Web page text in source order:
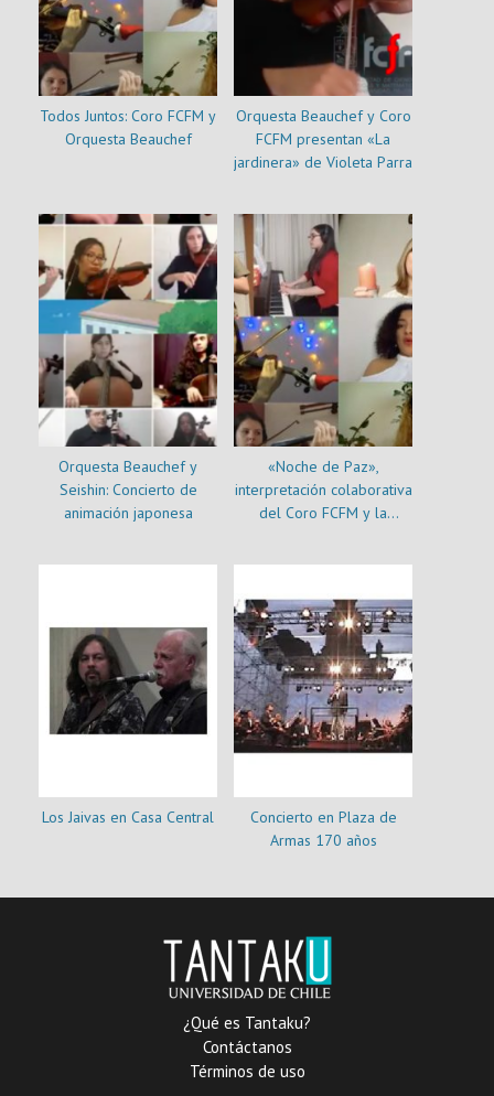
Todos Juntos: Coro FCFM y
Orquesta Beauchef
Orquesta Beauchef y Coro
FCFM presentan «La
jardinera» de Violeta Parra
Orquesta Beauchef y
Seishin: Concierto de
animación japonesa
«Noche de Paz»,
interpretación colaborativa
del Coro FCFM y la
Los Jaivas en Casa Central
Concierto en Plaza de
Armas 170 años
¿Qué es Tantaku?
Contáctanos
Términos de uso